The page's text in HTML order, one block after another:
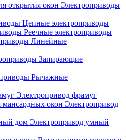
Электроприводы
Цепные электроприводы
Реечные электроприводы
Линейные
Запирающие
Рычажные
Электропривод фрамуг
Электропривод
Электропривод умный